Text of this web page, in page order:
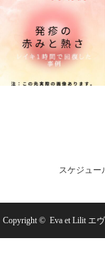
スケジュー
Copyright © Eva et Lilit エ